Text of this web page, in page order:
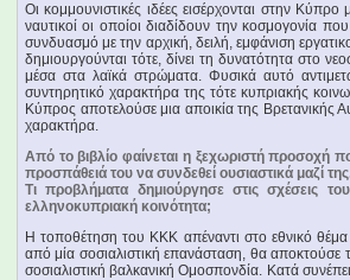
Οι κομμουνιστικές ιδέες εισέρχονται στην
ναυτικοί οι οποίοι διαδίδουν την κοσμογονία
συνδυασμό με την αρχική, δειλή, εμφάνιση
δημιουργούνται τότε, δίνει τη δυνατότητα στο
μέσα στα λαϊκά στρώματα. Φυσικά αυτό
συντηρητικό χαρακτήρα της τότε κυπριακής
Κύπρος αποτελούσε μια αποικία της Βρετανικής
χαρακτήρα.
Από το βιβλίο φαίνεται η ξεχωριστή προσοχή
προσπάθειά του να συνδεθεί ουσιαστικά μαζί
Τι προβλήματα δημιούργησε στις σχέσεις
ελληνοκυπριακή κοινότητα;
Η τοποθέτηση του ΚΚΚ απέναντι στο εθνικό
από μία σοσιαλιστική επανάσταση, θα αποκτούσε
σοσιαλιστική βαλκανική Ομοσπονδία. Κατά